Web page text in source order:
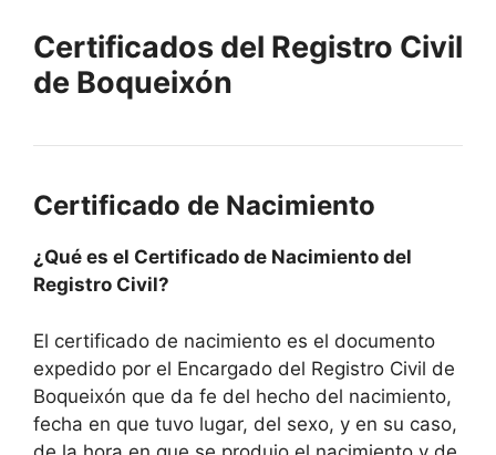
Certificados del Registro Civil
de Boqueixón
Certificado de Nacimiento
¿Qué es el Certificado de Nacimiento del
Registro Civil?
El certificado de nacimiento es el documento
expedido por el Encargado del Registro Civil de
Boqueixón que da fe del hecho del nacimiento,
fecha en que tuvo lugar, del sexo, y en su caso,